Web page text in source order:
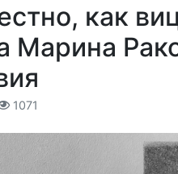
как
Марина
1071